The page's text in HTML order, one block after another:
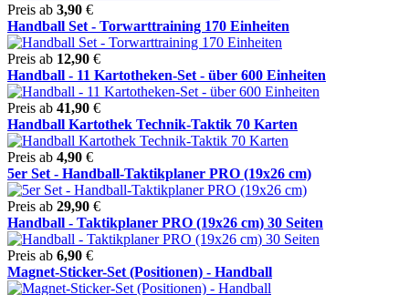
Preis ab 3,90 €
Handball Set - Torwarttraining 170 Einheiten
Preis ab 12,90 €
Handball - 11 Kartotheken-Set - über 600 Einheiten
Preis ab 41,90 €
Handball Kartothek Technik-Taktik 70 Karten
Preis ab 4,90 €
5er Set - Handball-Taktikplaner PRO (19x26 cm)
Preis ab 29,90 €
Handball - Taktikplaner PRO (19x26 cm) 30 Seiten
Preis ab 6,90 €
Magnet-Sticker-Set (Positionen) - Handball